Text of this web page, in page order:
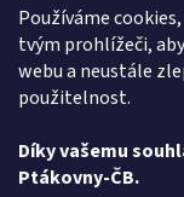
Používáme
tvým prohlížeči,
webu a neustále
použitelnost.
Díky vašemu
Ptákovny-ČB.
L Lída